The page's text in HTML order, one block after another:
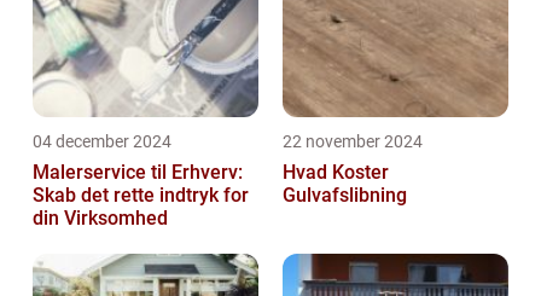
04 december 2024
Malerservice til Erhverv:
Skab det rette indtryk for
din Virksomhed
22 november 2024
Hvad Koster
Gulvafslibning